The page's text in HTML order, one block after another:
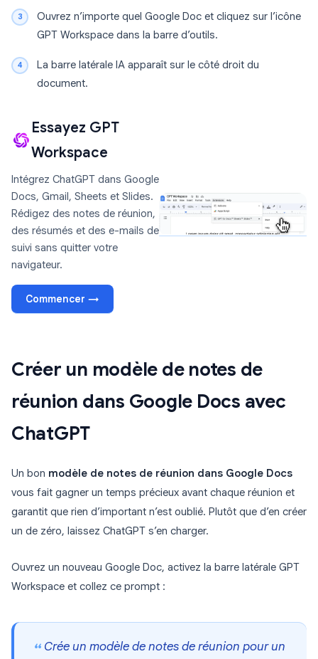
Ouvrez n’importe quel Google Doc et cliquez sur l’icône
GPT Workspace dans la barre d’outils.
La barre latérale IA apparaît sur le côté droit du
document.
Essayez GPT
Workspace
Intégrez ChatGPT dans Google
Docs, Gmail, Sheets et Slides.
Rédigez des notes de réunion,
des résumés et des e-mails de
suivi sans quitter votre
navigateur.
Commencer →
Créer un modèle de notes de
réunion dans Google Docs avec
ChatGPT
Un bon modèle de notes de réunion dans Google Docs
vous fait gagner un temps précieux avant chaque réunion et
garantit que rien d’important n’est oublié. Plutôt que d’en créer
un de zéro, laissez ChatGPT s’en charger.
Ouvrez un nouveau Google Doc, activez la barre latérale GPT
Workspace et collez ce prompt :
Crée un modèle de notes de réunion pour un